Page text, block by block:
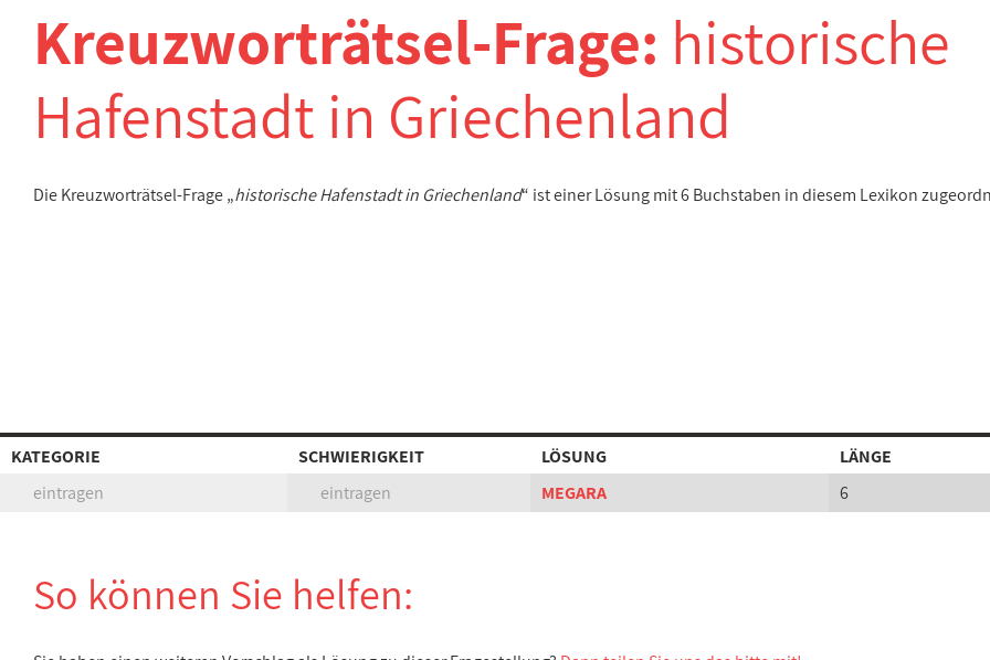
Kreuzworträtsel-Frage: historische
Hafenstadt in Griechenland
Die Kreuzworträtsel-Frage „historische Hafenstadt in Griechenland“ ist einer Lösung mit 6 Buchstaben in diesem Lexikon
KATEGORIE SCHWIERIGKEIT LÖSUNG
LÄNGE
eintragen
eintragen MEGARA 6
So können Sie helfen: